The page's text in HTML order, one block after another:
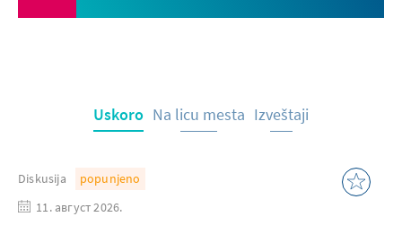
Uskoro Na licu mesta Izveštaji
Diskusija
popunjeno
11. август 2026.